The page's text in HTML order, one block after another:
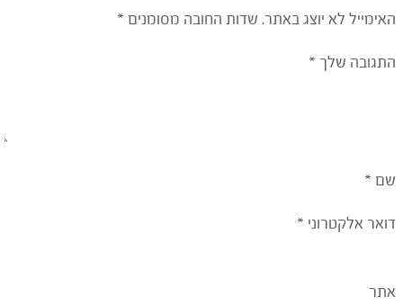
האימייל לא יוצג באתר. שדות החובה מסומנים *
התגובה שלך *
שם *
דואר אלקטרוני *
אתר